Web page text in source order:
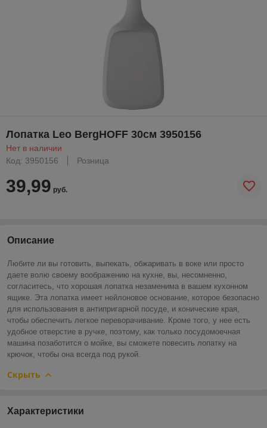
Лопатка Leo BergHOFF 30см 3950156
Нет в наличии
Код: 3950156
Розница
39,99 руб.
Описание
Любите ли вы готовить, выпекать, обжаривать в воке или просто
даете волю своему воображению на кухне, вы, несомненно,
согласитесь, что хорошая лопатка незаменима в вашем кухонном
ящике. Эта лопатка имеет нейлоновое основание, которое безопасно
для использования в антипригарной посуде, и конические края,
чтобы обеспечить легкое переворачивание. Кроме того, у нее есть
удобное отверстие в ручке, поэтому, как только посудомоечная
машина позаботится о мойке, вы сможете повесить лопатку на
крючок, чтобы она всегда под рукой.
Скрыть
Характеристики